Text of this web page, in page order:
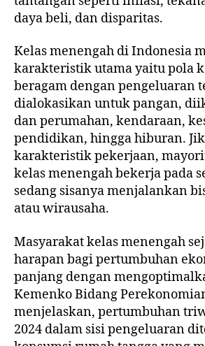
daya beli, dan disparitas.
Kelas menengah di Indonesia
karakteristik utama yaitu pola
beragam dengan pengeluaran
dialokasikan untuk pangan,
dan perumahan, kendaraan,
pendidikan, hingga hiburan.
karakteristik pekerjaan,
kelas menengah bekerja pada
sedang sisanya menjalankan
atau wirausaha.
Masyarakat kelas menengah
harapan bagi pertumbuhan
panjang dengan
Kemenko Bidang
menjelaskan, pertumbuhan
2024 dalam sisi pengeluaran